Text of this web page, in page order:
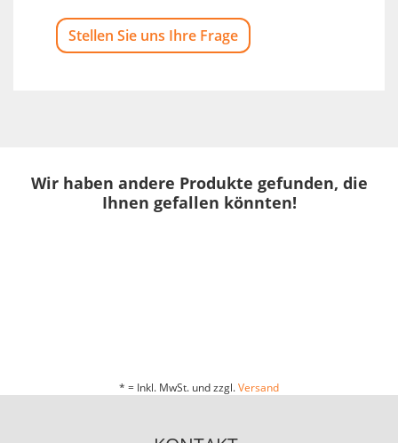
Stellen Sie uns Ihre Frage
Wir haben andere Produkte gefunden, die
Ihnen gefallen könnten!
* = Inkl. MwSt. und zzgl.Versand